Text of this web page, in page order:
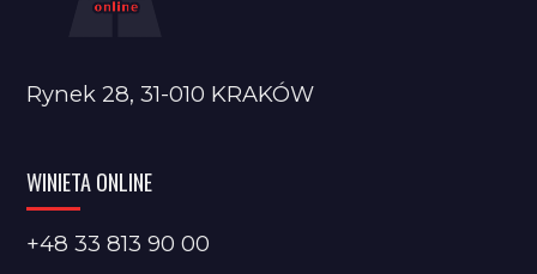
Rynek 28, 31-010 KRAKÓW
WINIETA ONLINE
+48 33 813 90 00